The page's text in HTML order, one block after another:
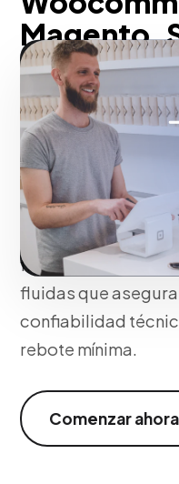
Magento,
Cart y
Desarrollamos e-
rendimiento en
Magento y VTEX.
catálogos
SEO técnico
fichas de producto
fluidas que
confiabilidad
rebote mínima.
Comenzar ahora